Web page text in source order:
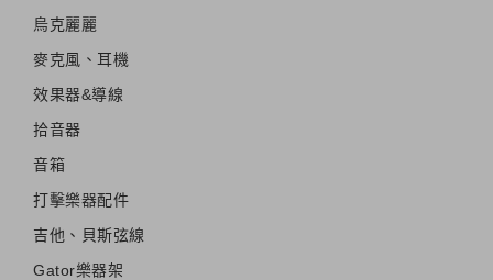
烏克麗麗
麥克風、耳機
效果器&導線
拾音器
音箱
打擊樂器配件
吉他、貝斯弦線
Gator樂器架